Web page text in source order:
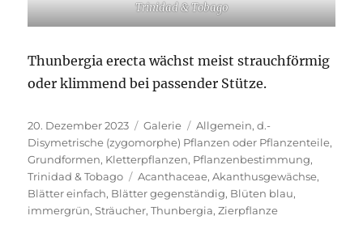
Trinidad & Tobago
Thunbergia erecta wächst meist strauchförmig
oder klimmend bei passender Stütze.
Veröffentlicht
am
20. Dezember 2023 Format
Galerie Kategorien
Allgemein,d.-
Disymetrische (zygomorphe) Pflanzen oder Pflanzenteile,
Grundformen, Kletterpflanzen, Pflanzenbestimmung,
Trinidad & Tobago
Schlagwörter
Acanthaceae,Akanthusgewächse,
Blätter einfach, Blätter gegenständig, Blüten blau,
immergrün,Sträucher,Thunbergia,Zierpflanze